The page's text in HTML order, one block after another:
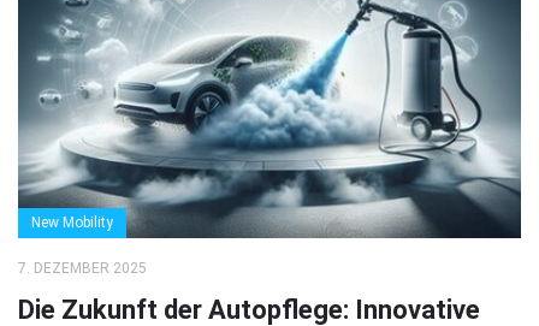
New Mobility
7. DEZEMBER 2025
Die Zukunft der Autopflege: Innovative